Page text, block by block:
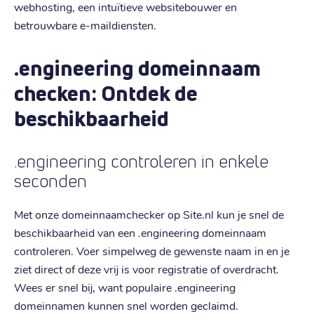
webhosting, een intuïtieve websitebouwer en
betrouwbare e-maildiensten.
.engineering domeinnaam
checken: Ontdek de
beschikbaarheid
.engineering controleren in enkele
seconden
Met onze domeinnaamchecker op Site.nl kun je snel de
beschikbaarheid van een .engineering domeinnaam
controleren. Voer simpelweg de gewenste naam in en je
ziet direct of deze vrij is voor registratie of overdracht.
Wees er snel bij, want populaire .engineering
domeinnamen kunnen snel worden geclaimd.